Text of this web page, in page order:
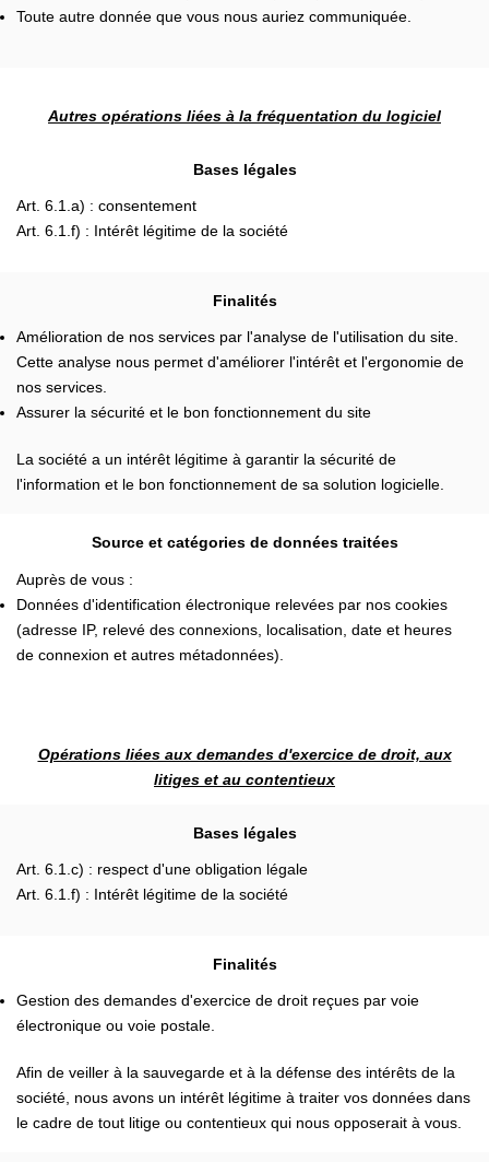
Toute autre donnée que vous nous auriez communiquée.
Autres opérations liées à la fréquentation du logiciel
Bases légales
Art. 6.1.a) : consentement
Art. 6.1.f) : Intérêt légitime de la société
Finalités
Amélioration de nos services par l'analyse de l'utilisation du site.
Cette analyse nous permet d'améliorer l'intérêt et l'ergonomie de
nos services.
Assurer la sécurité et le bon fonctionnement du site
La société a un intérêt légitime à garantir la sécurité de
l'information et le bon fonctionnement de sa solution logicielle.
Source et catégories de données traitées
Auprès de vous :
Données d'identification électronique relevées par nos cookies
(adresse IP, relevé des connexions, localisation, date et heures
de connexion et autres métadonnées).
Opérations liées aux demandes d'exercice de droit, aux
litiges et au contentieux
Bases légales
Art. 6.1.c) : respect d'une obligation légale
Art. 6.1.f) : Intérêt légitime de la société
Finalités
Gestion des demandes d'exercice de droit reçues par voie
électronique ou voie postale.
Afin de veiller à la sauvegarde et à la défense des intérêts de la
société, nous avons un intérêt légitime à traiter vos données dans
le cadre de tout litige ou contentieux qui nous opposerait à vous.